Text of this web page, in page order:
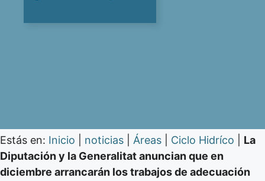
Estás en: Inicio noticias Áreas Ciclo Hidríco
La
Diputación y la Generalitat anuncian que en
diciembre arrancarán los trabajos de adecuación